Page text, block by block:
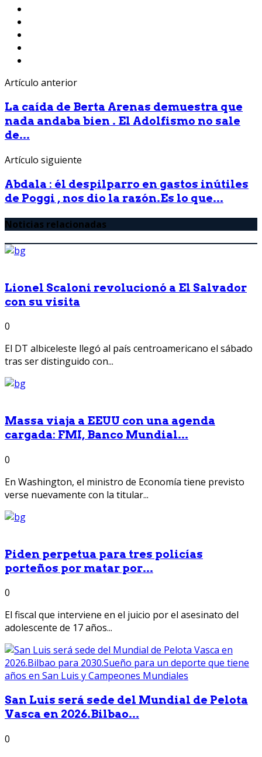
Artículo anterior
La caída de Berta Arenas demuestra que
nada andaba bien . El Adolfismo no sale
de...
Artículo siguiente
Abdala : él despilparro en gastos inútiles
de Poggi , nos dio la razón.Es lo que...
Noticias relacionadas
Lionel Scaloni revolucionó a El Salvador
con su visita
0
El DT albiceleste llegó al país centroamericano el sábado
tras ser distinguido con...
Massa viaja a EEUU con una agenda
cargada: FMI, Banco Mundial...
0
En Washington, el ministro de Economía tiene previsto
verse nuevamente con la titular...
Piden perpetua para tres policías
porteños por matar por...
0
El fiscal que interviene en el juicio por el asesinato del
adolescente de 17 años...
San Luis será sede del Mundial de Pelota
Vasca en 2026.Bilbao...
0